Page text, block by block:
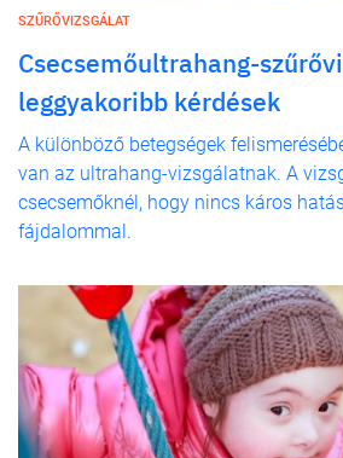
SZŰRŐVIZSGÁLAT
Csecsemőultrahang-
leggyakoribb kérdések
A különböző betegségek
van az ultrahang-vizsgálatnak. A
csecsemőknél, hogy nincs káros
fájdalommal.